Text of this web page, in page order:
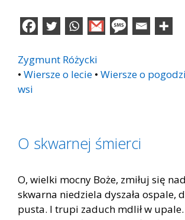
Zygmunt Różycki
• Wiersze o lecie • Wiersze o
wsi
O skwarnej śmierci
O, wielki mocny Boże, zmiłuj się
skwarna niedziela dyszała ospale,
pusta. I trupi zaduch mdlił w